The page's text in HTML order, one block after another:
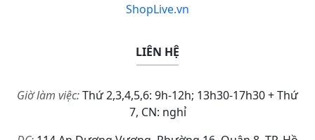
ShopLive.vn
LIÊN HỆ
Giờ làm việc:Thứ 2,3,4,5,6: 9h-12h; 13h30-17h30 + Thứ
7, CN: nghỉ